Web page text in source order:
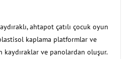
ahtapot çatılı çocuk oyun
kaplama platformlar ve
kaydıraklar ve panolardan oluşur.